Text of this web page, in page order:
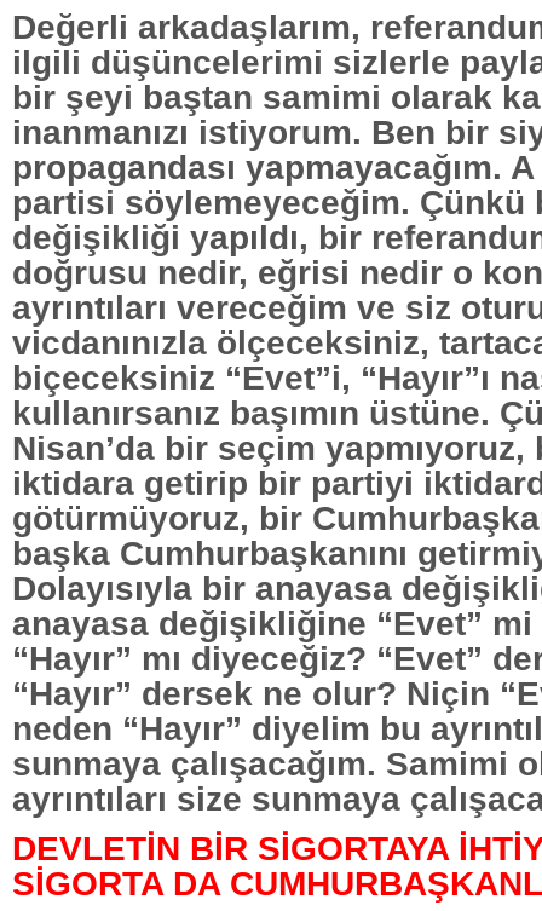
Değerli arkadaşlarım,
ilgili düşüncelerimi sizlerle
bir şeyi baştan samimi olarak
inanmanızı istiyorum. Ben bir
propagandası yapmayacağım.
partisi söylemeyeceğim. Çünkü
değişikliği yapıldı, bir
doğrusu nedir, eğrisi nedir o
ayrıntıları vereceğim ve siz
vicdanınızla ölçeceksiniz,
biçeceksiniz “Evet”i, “Hayır”ı
kullanırsanız başımın üstüne.
Nisan’da bir seçim
iktidara getirip bir partiyi
götürmüyoruz, bir
başka Cumhurbaşkanını
Dolayısıyla bir anayasa
anayasa değişikliğine “Evet”
“Hayır” mı diyeceğiz? “Evet”
“Hayır” dersek ne olur? Niçin
neden “Hayır” diyelim bu
sunmaya çalışacağım. Samimi
ayrıntıları size sunmaya
DEVLETİN BİR SİGORTAYA
SİGORTA DA